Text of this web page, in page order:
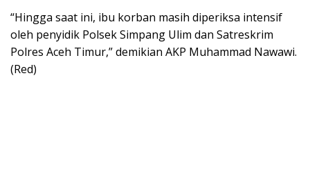
“Hingga saat ini, ibu korban masih diperiksa intensif
oleh penyidik Polsek Simpang Ulim dan Satreskrim
Polres Aceh Timur,” demikian AKP Muhammad Nawawi.
(Red)